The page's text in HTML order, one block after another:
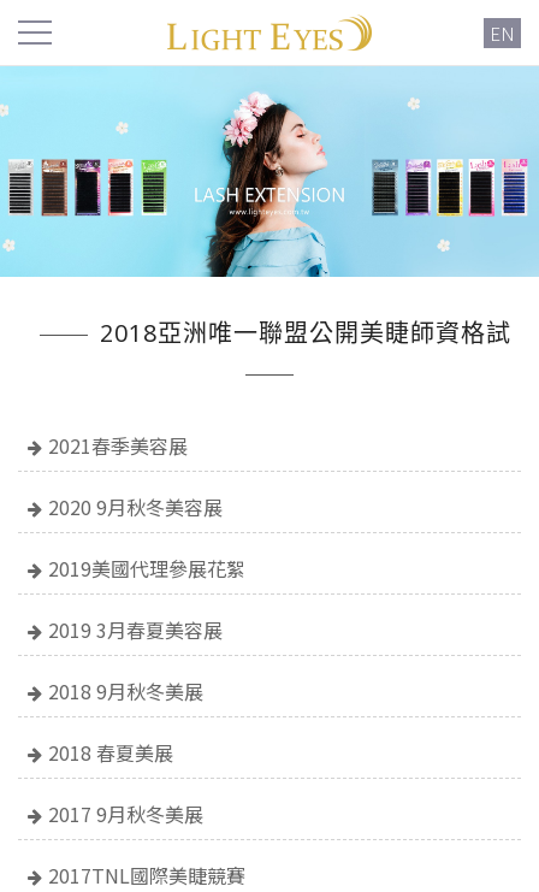
EN
2018亞洲唯一聯盟公開美睫師資格試
2021春季美容展
2020 9月秋冬美容展
2019美國代理參展花絮
2019 3月春夏美容展
2018 9月秋冬美展
2018 春夏美展
2017 9月秋冬美展
2017TNL國際美睫競賽